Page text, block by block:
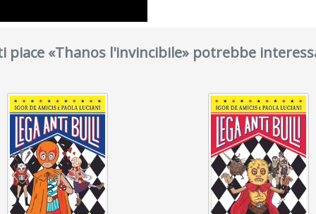
piace «Thanos l'invincibile» potrebbe